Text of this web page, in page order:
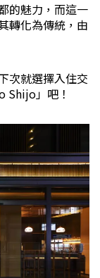
的魅力，而這一
轉化為傳統，由
次就選擇入住交
Shijo」吧！